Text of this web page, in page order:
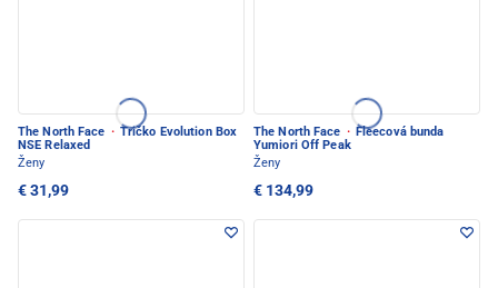
The North Face · Tričko Evolution Box
NSE Relaxed
Ženy
€ 31,99
The North Face · Fleecová bunda
Yumiori Off Peak
Ženy
€ 134,99